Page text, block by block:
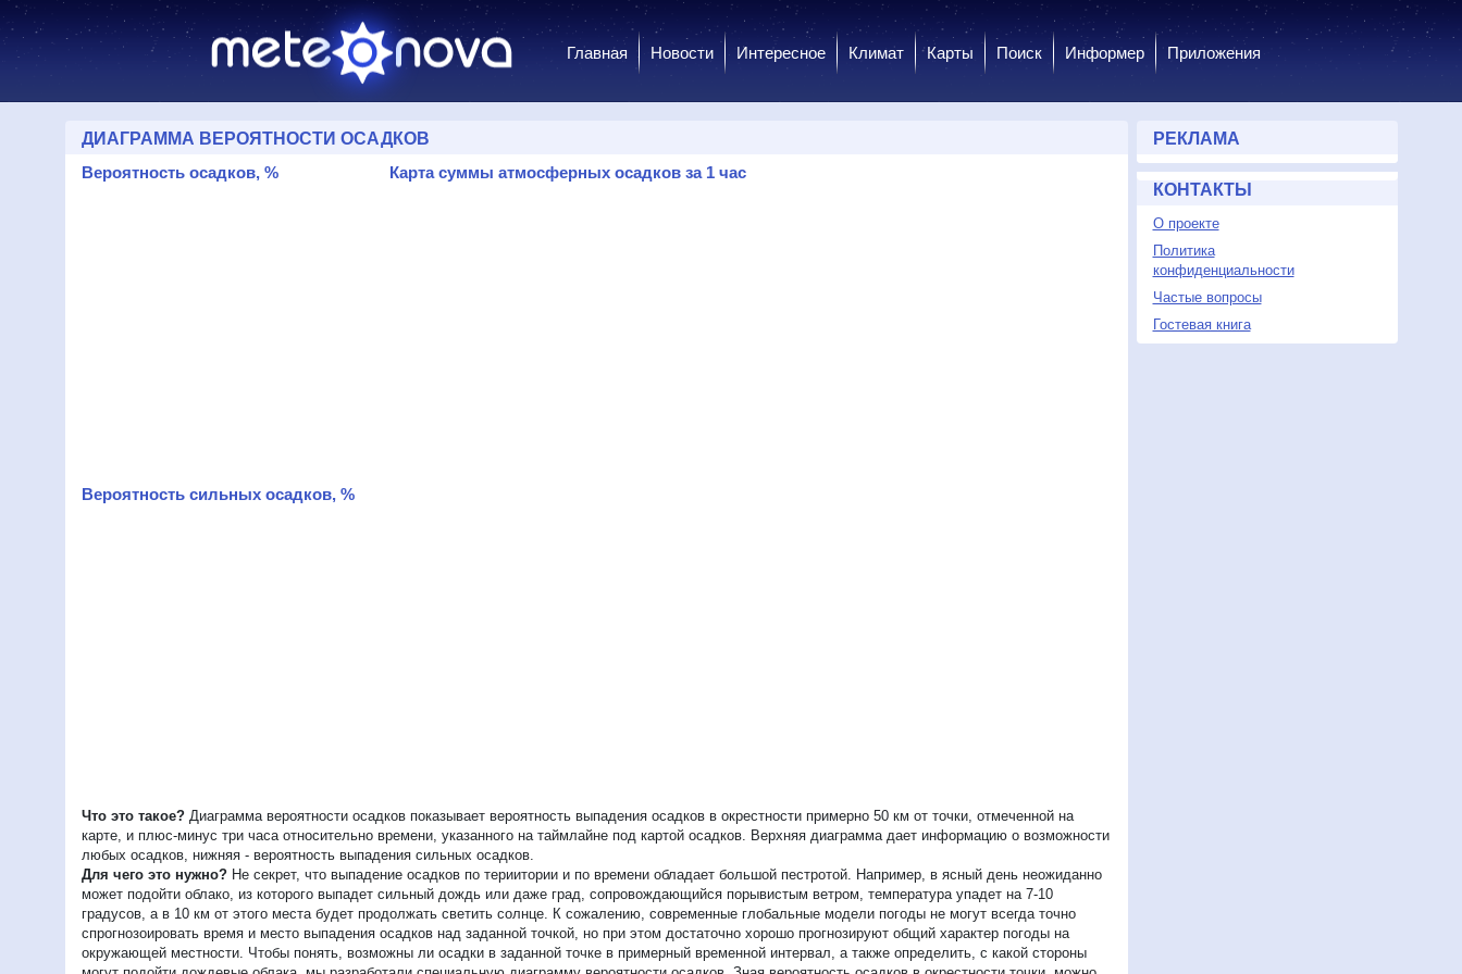
Главная Новости Интересное Климат Карты Поиск Информер Приложения
ДИАГРАММА ВЕРОЯТНОСТИ ОСАДКОВ
Вероятность осадков, %
Вероятность сильных осадков, %
Карта суммы атмосферных осадков за 1 час
Что это такое?Диаграмма вероятности осадков показывает вероятность выпадения осадков в окрестности примерно 50 км от точки, отмеченной на
карте, и плюс-минус три часа относительно времени, указанного на таймлайне под картой осадков. Верхняя диаграмма дает информацию о возможности
любых осадков, нижняя - вероятность выпадения сильных осадков.
Для чего это нужно?Не секрет, что выпадение осадков по териитории и по времени обладает большой пестротой. Например, в ясный день неожиданно
может подойти облако, из которого выпадет сильный дождь или даже град, сопровождающийся порывистым ветром, температура упадет на 7-10
градусов, а в 10 км от этого места будет продолжать светить солнце. К сожалению, современные глобальные модели погоды не могут всегда точно
спрогнозоировать время и место выпадения осадков над заданной точкой, но при этом достаточно хорошо прогнозируют общий характер погоды на
окружающей местности. Чтобы понять, возможны ли осадки в заданной точке в примерный временной интервал, а также определить, с какой стороны
РЕКЛАМА
КОНТАКТЫ
О проекте
Политика
конфиденциальности
Частые вопросы
Гостевая книга